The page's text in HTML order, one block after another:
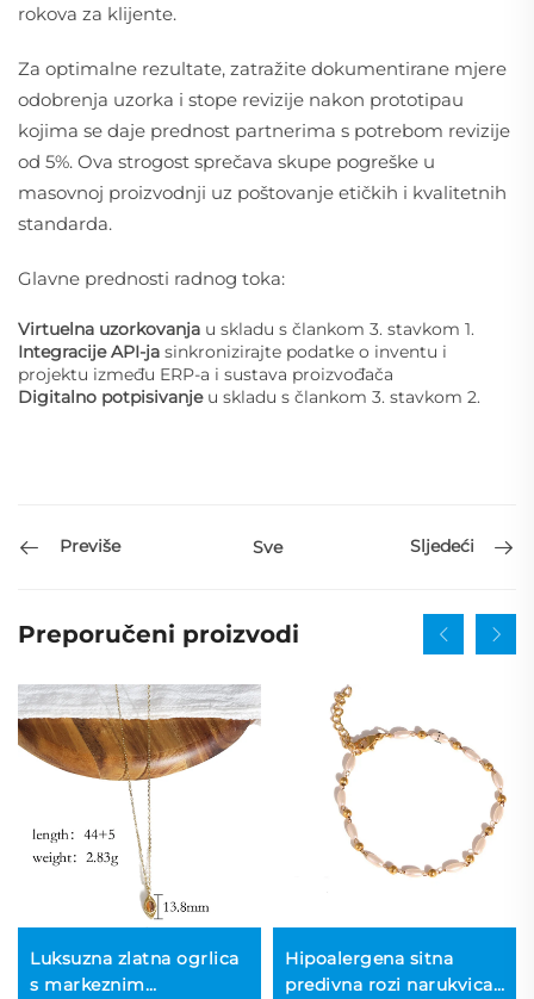
rokova za klijente.
Za optimalne rezultate, zatražite dokumentirane mjere
odobrenja uzorka i stope revizije nakon prototipau
kojima se daje prednost partnerima s potrebom revizije
od 5%. Ova strogost sprečava skupe pogreške u
masovnoj proizvodnji uz poštovanje etičkih i kvalitetnih
standarda.
Glavne prednosti radnog toka:
Virtuelna uzorkovanja u skladu s člankom 3. stavkom 1.
Integracije API-ja sinkronizirajte podatke o inventu i
projektu između ERP-a i sustava proizvođača
Digitalno potpisivanje u skladu s člankom 3. stavkom 2.
Previše Sve Sljedeći
Preporučeni proizvodi
Luksuzna zlatna ogrlica
s markeznim
Hipoalergena sitna
predivna rozi narukvica